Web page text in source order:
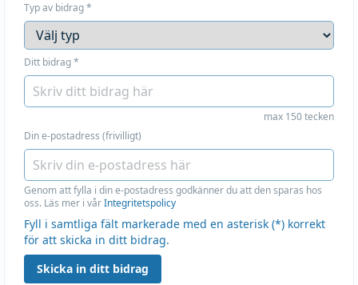
Typ av bidrag*
Ditt bidrag*
max 150 tecken
Din e-postadress (frivilligt)
Genom att fylla i din e-postadress godkänner du att den sparas hos
oss. Läs mer i vårIntegritetspolicy
Fyll i samtliga fält markerade med en asterisk (*) korrekt
för att skicka in ditt bidrag.
Skicka in ditt bidrag